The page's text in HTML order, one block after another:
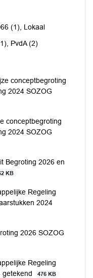
(1), Lokaal
PvdA (2)
conceptbegroting
2024 SOZOG
conceptbegroting
2024 SOZOG
Begroting 2026 en
KB
Regeling
2024
2026 SOZOG
Regeling
getekend
476 KB